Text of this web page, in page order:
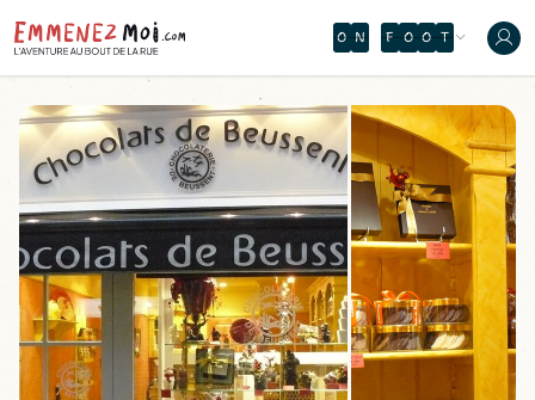
M O T Ô Y